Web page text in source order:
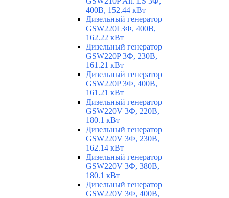
400В, 152.44 кВт
Дизельный генератор
GSW220I 3Ф, 400В,
162.22 кВт
Дизельный генератор
GSW220P 3Ф, 230В,
161.21 кВт
Дизельный генератор
GSW220P 3Ф, 400В,
161.21 кВт
Дизельный генератор
GSW220V 3Ф, 220В,
180.1 кВт
Дизельный генератор
GSW220V 3Ф, 230В,
162.14 кВт
Дизельный генератор
GSW220V 3Ф, 380В,
180.1 кВт
Дизельный генератор
GSW220V 3Ф, 400В,